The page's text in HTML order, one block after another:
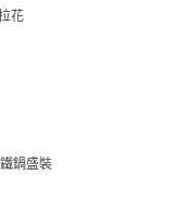
花
鍋盛裝